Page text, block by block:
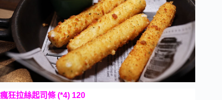
瘋狂拉絲起司條 (*4) 120